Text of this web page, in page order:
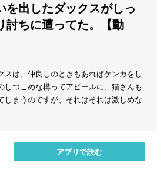
を出したダックスがしっ
討ちに遭ってた。【動
スは、仲良しのときもあればケンカをし
しつこめな構ってアピールに、猫さんも
しまうのですが、それはそれは激しめな
アプリで読む